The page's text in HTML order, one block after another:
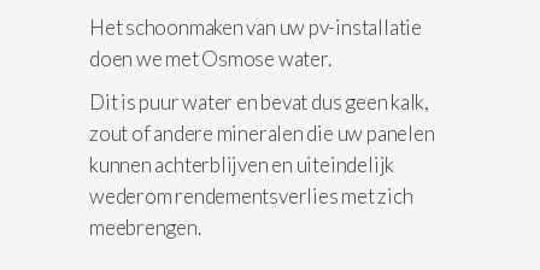
Het schoonmaken van uw pv-installatie
doen we met Osmose water.
Dit is puur water en bevat dus geen kalk,
zout of andere mineralen die uw panelen
kunnen achterblijven en uiteindelijk
wederom rendementsverlies met zich
meebrengen.